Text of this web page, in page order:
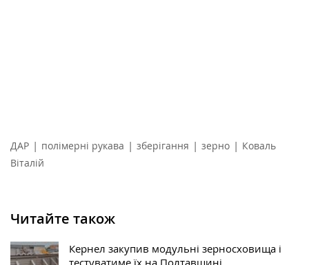
ДАР | полімерні рукава | зберігання | зерно | Коваль
Віталій
Читайте також
Кернел закупив модульні зерносховища і